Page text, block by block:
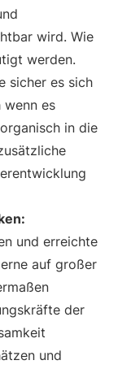
wird. Wie
werden.
sicher es sich
wenn es
in die
und erreichte
auf großer
der
und